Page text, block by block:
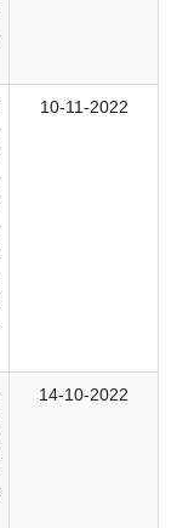
10-11-2022
14-10-2022